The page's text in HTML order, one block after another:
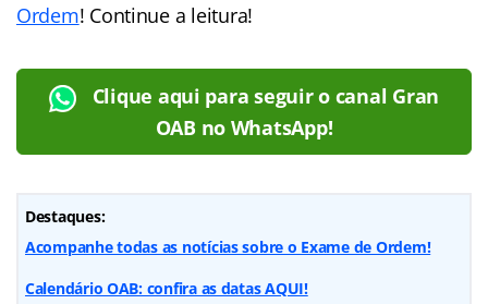
Ordem! Continue a leitura!
Clique aqui para seguir o canal Gran
OAB no WhatsApp!
Destaques:
Acompanhe todas as notícias sobre o Exame de Ordem!
Calendário OAB: confira as datas AQUI!